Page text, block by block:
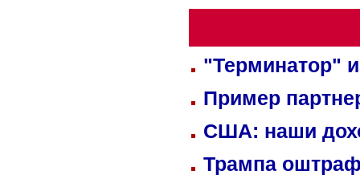
"Терминатор"
Пример
США: наши
Трампа